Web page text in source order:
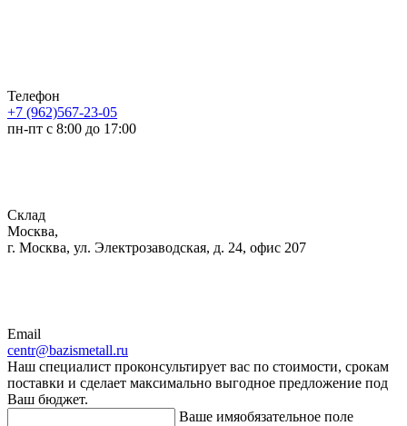
Телефон
+7 (962)567-23-05
пн-пт с 8:00 до 17:00
Склад
Москва,
г. Москва, ул. Электрозаводская, д. 24, офис 207
Email
centr@bazismetall.ru
Наш специалист проконсультирует вас по стоимости, срокам
поставки и сделает максимально выгодное предложение под
Ваш бюджет.
Ваше имяобязательное поле